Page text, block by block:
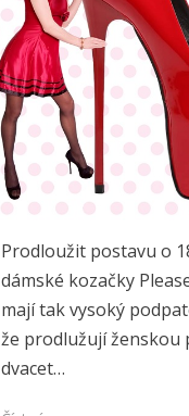
Prodloužit postavu o
dámské kozačky
mají tak vysoký
že prodlužují ženskou
dvacet…